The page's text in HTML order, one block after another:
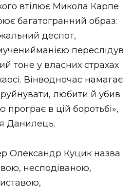
втілює Микола Карпе
багатогранний образ:
деспот,
переслідув
тоне у власних страхах
Вінводночас намагає
любити й убив
в цій боротьбі»,
Данилець.
Олександр Куцик назва
несподіваною,